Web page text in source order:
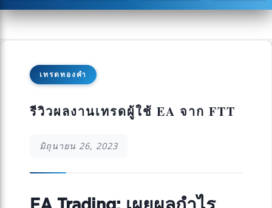
เทรดทองคำ
รีวิวผลงานเทรดผู้ใช้ EA จาก FTT
มิถุนายน 26, 2023